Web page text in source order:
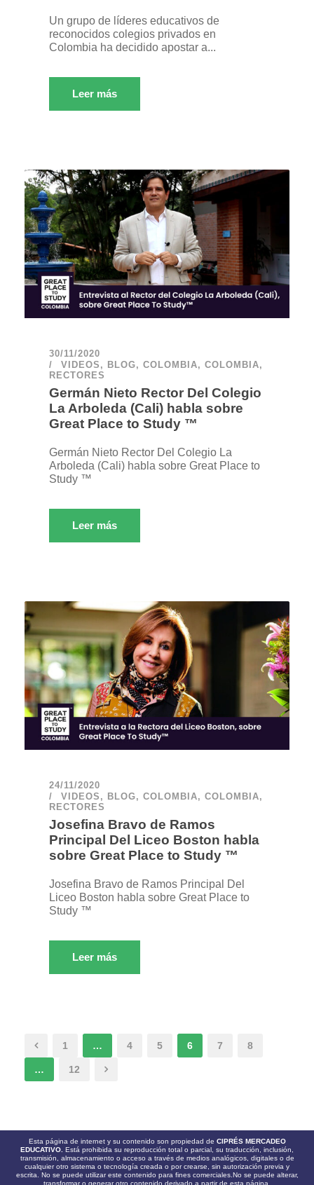
Un grupo de líderes educativos de
reconocidos colegios privados en
Colombia ha decidido apostar a...
Leer más
30/11/2020
VIDEOS , BLOG, COLOMBIA, COLOMBIA,
RECTORES
Germán Nieto Rector Del Colegio
La Arboleda (Cali) habla sobre
Great Place to Study ™
Germán Nieto Rector Del Colegio La
Arboleda (Cali) habla sobre Great Place to
Study ™
Leer más
24/11/2020
VIDEOS , BLOG, COLOMBIA, COLOMBIA,
RECTORES
Josefina Bravo de Ramos
Principal Del Liceo Boston habla
sobre Great Place to Study ™
Josefina Bravo de Ramos Principal Del
Liceo Boston habla sobre Great Place to
Study ™
Leer más
1 … 4 5 6 7 8
… 12
Esta página de internet y su contenido son propiedad de CIPRÉS MERCADEO
EDUCATIVO. Está prohibida su reproducción total o parcial, su traducción, inclusión,
transmisión, almacenamiento o acceso a través de medios analógicos, digitales o de
cualquier otro sistema o tecnología creada o por crearse, sin autorización previa y
escrita. No se puede utilizar este contenido para fines comerciales.No se puede alterar,
transformar o generar otro contenido derivado a partir de esta página.